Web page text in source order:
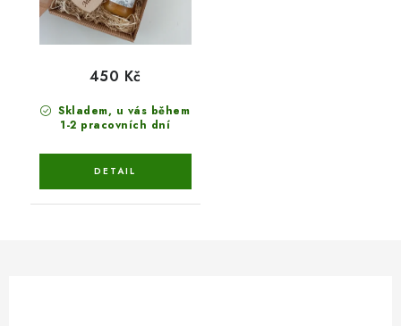
Skladem, u vás během
1-2 pracovních dní
450 Kč